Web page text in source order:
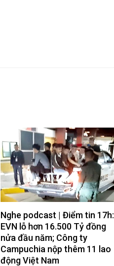
Nghe podcast | Điểm tin 17h:
EVN lỗ hơn 16.500 Tỷ đồng
nửa đầu năm; Công ty
Campuchia nộp thêm 11 lao
động Việt Nam